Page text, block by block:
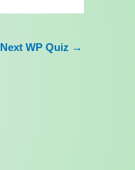
Next WP Quiz →